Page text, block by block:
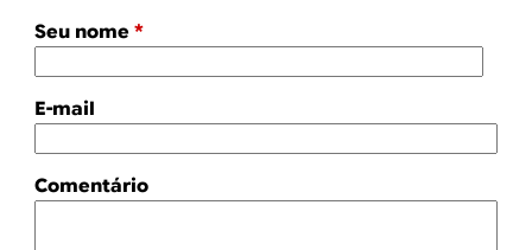
Seu nome *
E-mail
Comentário